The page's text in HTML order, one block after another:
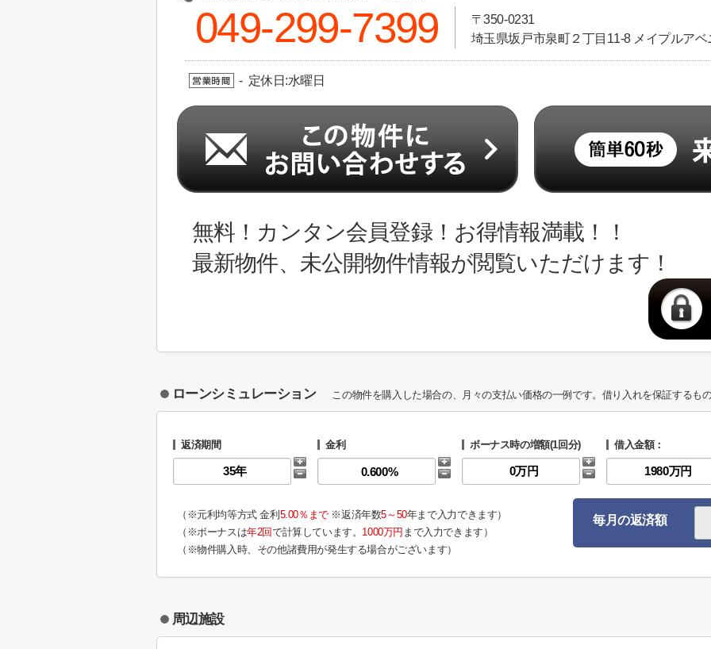
049-299-7399
〒350-0231
埼玉県坂戸市泉町２丁目11-8 メイプルアベ
- 定休日:水曜日
無料！カンタン会員登録！お得情報満載！！
最新物件、未公開物件情報が閲覧いただけます！
ローンシミュレーション この物件を購入した場合の、月々の支払い価格の一例です。借り入れを保証するも
返済期間 金利 ボーナス時の増額(1回分) 借入金額：
（※元利均等方式 金利 5.00％まで※返済年数5～50年まで入力できます）
（※ボーナスは年2回で計算しています。 1000万円 まで入力できます）
（※物件購入時、その他諸費用が発生する場合がございます）
毎月の返済額
周辺施設